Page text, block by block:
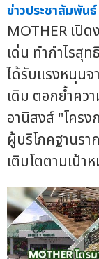
ข่าวประชาสัมพันธ์
MOTHER เปิ
เด่น ทำกำไรสุ
ได้รับแรงหนุนจ
เดิม ตอกย้ำคว
อานิสงส์ "โคร
ผู้บริโภคฐานร
เติบโตตามเป้า